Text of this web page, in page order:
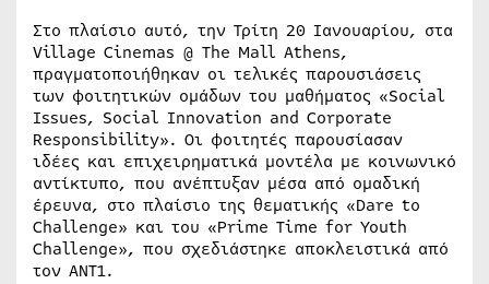
Στο πλαίσιο αυτό, την Τρίτη 20 Ιανουαρίου, στα
Village Cinemas @ The Mall Athens,
πραγματοποιήθηκαν οι τελικές παρουσιάσεις
των φοιτητικών ομάδων του μαθήματος «Social
Issues, Social Innovation and Corporate
Responsibility». Οι φοιτητές παρουσίασαν
ιδέες και επιχειρηματικά μοντέλα με κοινωνικό
αντίκτυπο, που ανέπτυξαν μέσα από ομαδική
έρευνα, στο πλαίσιο της θεματικής «Dare to
Challenge» και του «Prime Time for Youth
Challenge», που σχεδιάστηκε αποκλειστικά από
τον ΑΝΤ1.